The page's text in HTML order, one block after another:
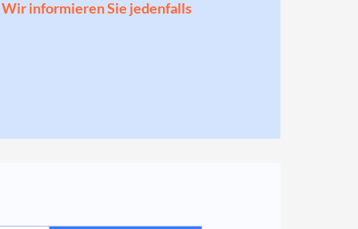
Wir informieren Sie jedenfalls